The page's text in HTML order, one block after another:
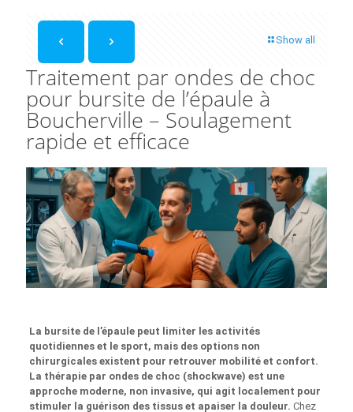
Show all
Traitement par ondes de choc
pour bursite de l’épaule à
Boucherville – Soulagement
rapide et efficace
La bursite de l’épaule peut limiter les activités
quotidiennes et le sport, mais des options non
chirurgicales existent pour retrouver mobilité et confort.
La thérapie par ondes de choc (shockwave) est une
approche moderne, non invasive, qui agit localement pour
stimuler la guérison des tissus et apaiser la douleur. Chez